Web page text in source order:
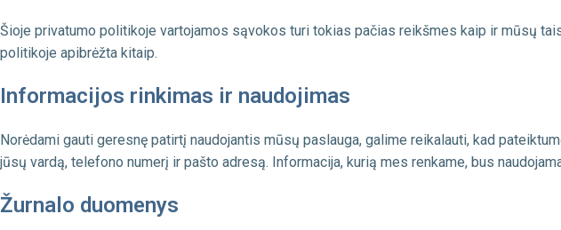
Šioje privatumo politikoje vartojamos sąvokos turi tokias pačias reikšmes kaip ir mūsų
politikoje apibrėžta kitaip.
Informacijos rinkimas ir naudojimas
Norėdami gauti geresnę patirtį naudojantis mūsų paslauga, galime reikalauti, kad
jūsų vardą, telefono numerį ir pašto adresą. Informacija, kurią mes renkame, bus
Žurnalo duomenys